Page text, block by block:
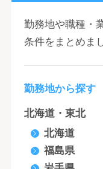
勤務地や職種・
条件をまとめま
勤務地から探す
北海道・東北
北海道
福島県